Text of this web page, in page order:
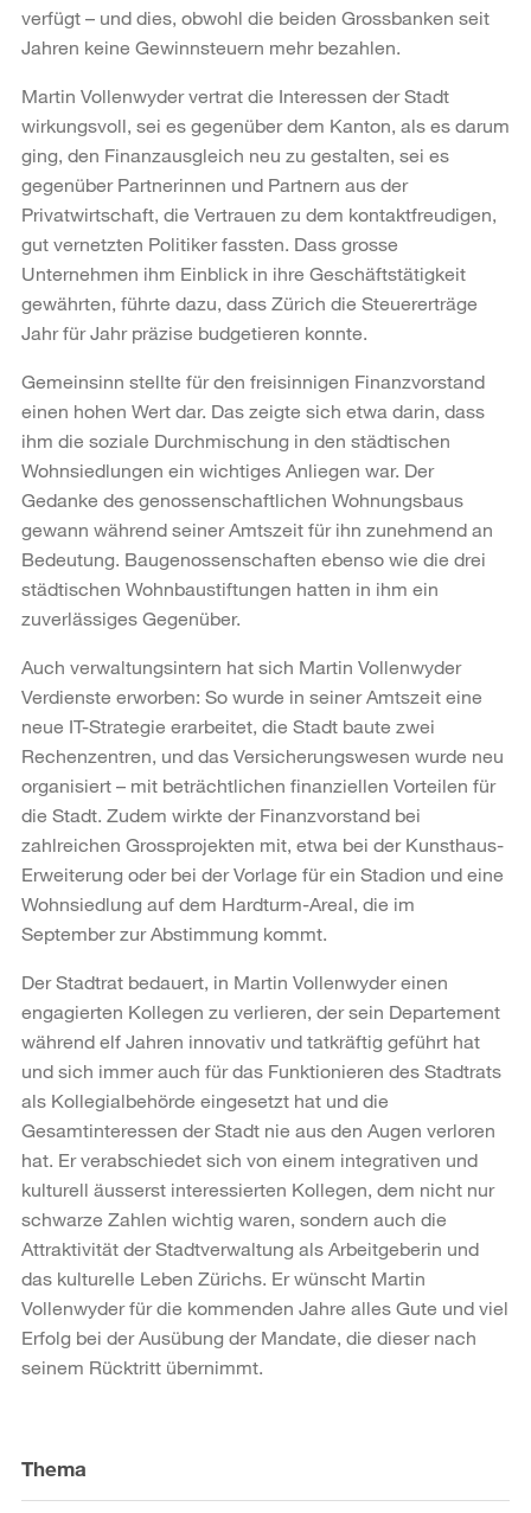
verfügt – und dies, obwohl die beiden Grossbanken seit
Jahren keine Gewinnsteuern mehr bezahlen.
Martin Vollenwyder vertrat die Interessen der Stadt
wirkungsvoll, sei es gegenüber dem Kanton, als es darum
ging, den Finanzausgleich neu zu gestalten, sei es
gegenüber Partnerinnen und Partnern aus der
Privatwirtschaft, die Vertrauen zu dem kontaktfreudigen,
gut vernetzten Politiker fassten. Dass grosse
Unternehmen ihm Einblick in ihre Geschäftstätigkeit
gewährten, führte dazu, dass Zürich die Steuererträge
Jahr für Jahr präzise budgetieren konnte.
Gemeinsinn stellte für den freisinnigen Finanzvorstand
einen hohen Wert dar. Das zeigte sich etwa darin, dass
ihm die soziale Durchmischung in den städtischen
Wohnsiedlungen ein wichtiges Anliegen war. Der
Gedanke des genossenschaftlichen Wohnungsbaus
gewann während seiner Amtszeit für ihn zunehmend an
Bedeutung. Baugenossenschaften ebenso wie die drei
städtischen Wohnbaustiftungen hatten in ihm ein
zuverlässiges Gegenüber.
Auch verwaltungsintern hat sich Martin Vollenwyder
Verdienste erworben: So wurde in seiner Amtszeit eine
neue IT-Strategie erarbeitet, die Stadt baute zwei
Rechenzentren, und das Versicherungswesen wurde neu
organisiert – mit beträchtlichen finanziellen Vorteilen für
die Stadt. Zudem wirkte der Finanzvorstand bei
zahlreichen Grossprojekten mit, etwa bei der Kunsthaus-
Erweiterung oder bei der Vorlage für ein Stadion und eine
Wohnsiedlung auf dem Hardturm-Areal, die im
September zur Abstimmung kommt.
Der Stadtrat bedauert, in Martin Vollenwyder einen
engagierten Kollegen zu verlieren, der sein Departement
während elf Jahren innovativ und tatkräftig geführt hat
und sich immer auch für das Funktionieren des Stadtrats
als Kollegialbehörde eingesetzt hat und die
Gesamtinteressen der Stadt nie aus den Augen verloren
hat. Er verabschiedet sich von einem integrativen und
kulturell äusserst interessierten Kollegen, dem nicht nur
schwarze Zahlen wichtig waren, sondern auch die
Attraktivität der Stadtverwaltung als Arbeitgeberin und
das kulturelle Leben Zürichs. Er wünscht Martin
Vollenwyder für die kommenden Jahre alles Gute und viel
Erfolg bei der Ausübung der Mandate, die dieser nach
seinem Rücktritt übernimmt.
Informationen
Thema